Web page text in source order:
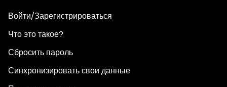
Войти/Зарегистрироваться
Что это такое?
Сбросить пароль
Синхронизировать свои данные